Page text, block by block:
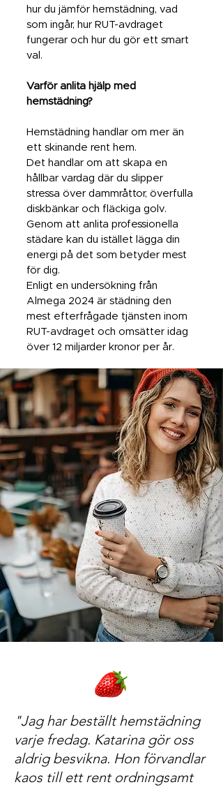
hur du jämför hemstädning, vad
som ingår, hur RUT-avdraget
fungerar och hur du gör ett smart
val.
Varför anlita hjälp med
hemstädning?
Hemstädning handlar om mer än
ett skinande rent hem.
Det handlar om att skapa en
hållbar vardag där du slipper
stressa över dammråttor, överfulla
diskbänkar och fläckiga golv.
Genom att anlita professionella
städare kan du istället lägga din
energi på det som betyder mest
för dig.
Enligt en undersökning från
Almega 2024 är städning den
mest efterfrågade tjänsten inom
RUT-avdraget och omsätter idag
över 12 miljarder kronor per år.
"Jag har beställt hemstädning
varje fredag. Katarina gör oss
aldrig besvikna. Hon förvandlar
kaos till ett rent ordningsamt